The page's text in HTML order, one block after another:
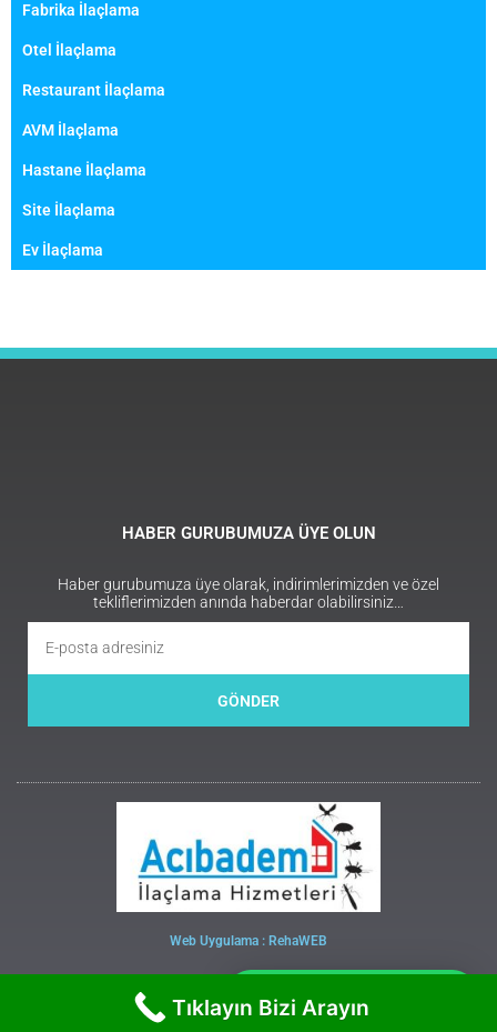
Fabrika İlaçlama
Otel İlaçlama
Restaurant İlaçlama
AVM İlaçlama
Hastane İlaçlama
Site İlaçlama
Ev İlaçlama
HABER GURUBUMUZA ÜYE OLUN
Haber gurubumuza üye olarak, indirimlerimizden ve özel
tekliflerimizden anında haberdar olabilirsiniz…
GÖNDER
Web Uygulama : RehaWEB
Tıklayın Bizi Arayın